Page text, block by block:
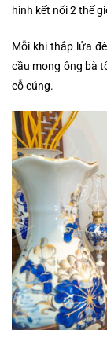
hình kết nối 2 thế
Mỗi khi thắp lửa
cầu mong ông bà
cỗ cúng.